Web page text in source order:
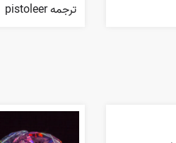
ترجمه pistoleer